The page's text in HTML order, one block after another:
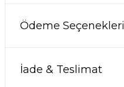
Ödeme Seçenekleri
İade & Teslimat